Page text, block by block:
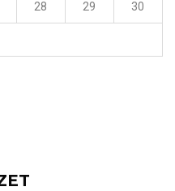
28 29 30